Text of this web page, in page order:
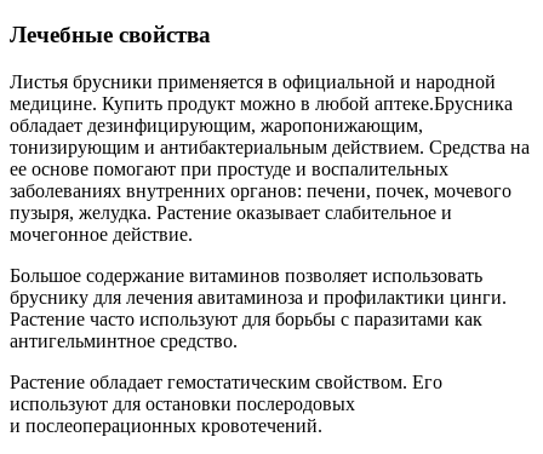
Лечебные свойства
Листья брусники применяется в официальной и народной
медицине. Купить продукт можно в любой аптеке.Брусника
обладает дезинфицирующим, жаропонижающим,
тонизирующим и антибактериальным действием. Средства на
ее основе помогают при простуде и воспалительных
заболеваниях внутренних органов: печени, почек, мочевого
пузыря, желудка. Растение оказывает слабительное и
мочегонное действие.
Большое содержание витаминов позволяет использовать
бруснику для лечения авитаминоза и профилактики цинги.
Растение часто используют для борьбы с паразитами как
антигельминтное средство.
Растение обладает гемостатическим свойством. Его
используют для остановки послеродовых
и послеоперационных кровотечений.